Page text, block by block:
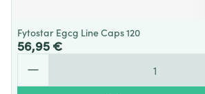
Fytostar Egcg Line Caps 120
56,95 €